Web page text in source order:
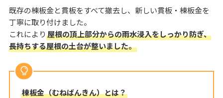
既存の棟板金と貫板をすべて撤去し、新しい貫板・棟板金を
丁寧に取り付けました。
これにより 屋根の頂上部分からの雨水浸入をしっかり防ぎ、
長持ちする屋根の土台が整いました。
棟板金（むねばんきん）とは？